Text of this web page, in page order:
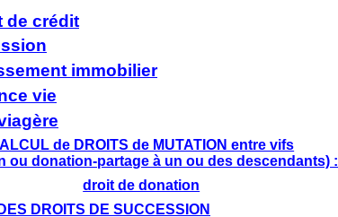
de crédit
immobilier
vie
de DROITS de MUTATION entre vifs
ou donation-partage à un ou des descendants) :
droit de donation
DROITS DE SUCCESSION